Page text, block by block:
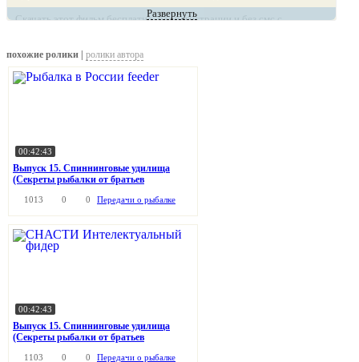
Скачать этот фильм бесплатно, без регистрации и без смс с
Развернуть
похожие ролики | ролики автора
00:42:43
Выпуск 15. Спиннинговые удилища
(Секреты рыбалки от братьев
1013 0 0 Передачи о рыбалке
00:42:43
Выпуск 15. Спиннинговые удилища
(Секреты рыбалки от братьев
1103 0 0 Передачи о рыбалке